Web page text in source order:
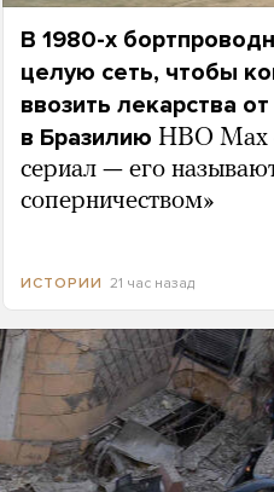
В 1980-х
целую сеть, чтобы
ввозить лекарства
в Бразилию HBO Max
сериал — его
соперничеством»
ИСТОРИИ 21 час назад